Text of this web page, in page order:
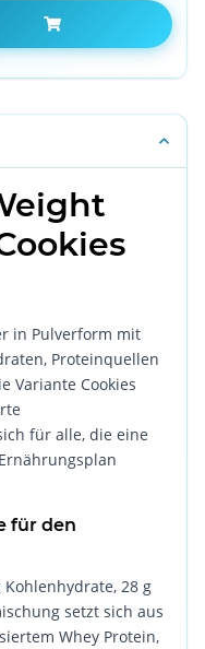
in Pulverform mit
Proteinquellen
Variante Cookies
für alle, die eine
für den
Kohlenhydrate, 28 g
setzt sich aus
Whey Protein,